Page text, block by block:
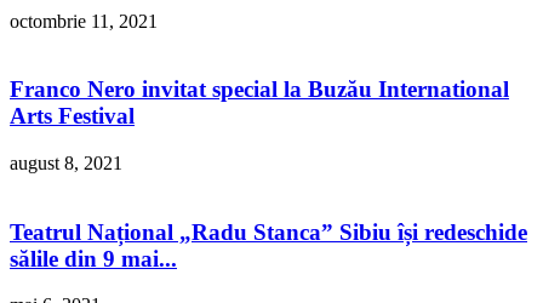
octombrie 11, 2021
Franco Nero invitat special la Buzău International
Arts Festival
august 8, 2021
Teatrul Național „Radu Stanca” Sibiu își redeschide
sălile din 9 mai...